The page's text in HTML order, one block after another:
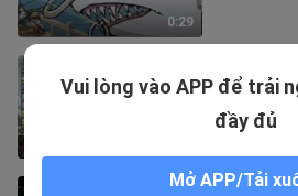
0:29
sử y cửu
Vui lòng vào APP để trải
đầy đủ
Mở APP/Tải